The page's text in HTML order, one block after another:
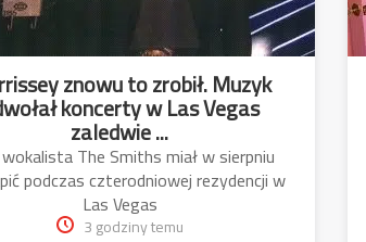
znowu to zrobił. Muzyk
koncerty w Las Vegas
zaledwie ...
The Smiths miał w sierpniu
podczas czterodniowej rezydencji w
Las Vegas
3 godziny temu